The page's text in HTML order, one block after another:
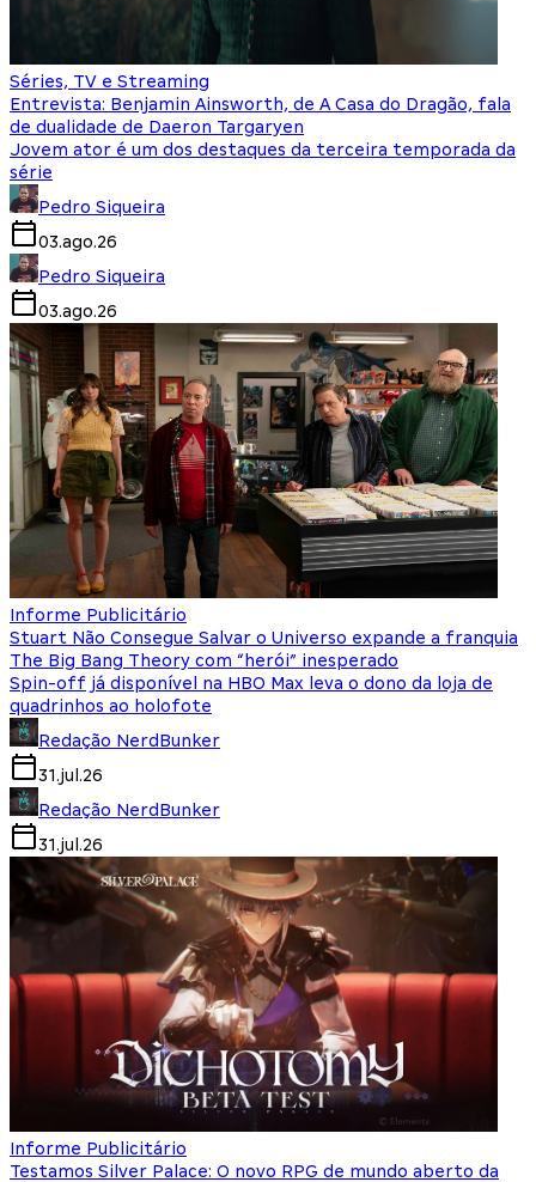
Séries, TV e Streaming
Entrevista: Benjamin Ainsworth, de A Casa do Dragão, fala
de dualidade de Daeron Targaryen
Jovem ator é um dos destaques da terceira temporada da
série
Pedro Siqueira
03.ago.26
Pedro Siqueira
03.ago.26
Informe Publicitário
Stuart Não Consegue Salvar o Universo expande a franquia
The Big Bang Theory com “herói” inesperado
Spin-off já disponível na HBO Max leva o dono da loja de
quadrinhos ao holofote
Redação NerdBunker
31.jul.26
Redação NerdBunker
31.jul.26
Informe Publicitário
Testamos Silver Palace: O novo RPG de mundo aberto da